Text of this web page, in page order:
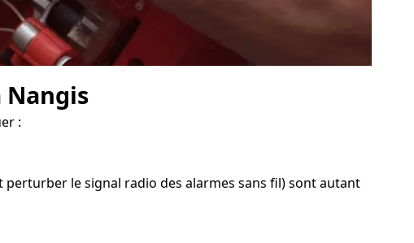
Nangis
:
le signal radio des alarmes sans fil) sont autant